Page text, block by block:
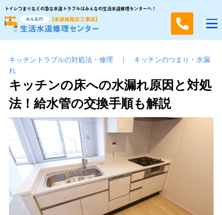
トイレつまりなどの急な水道トラブルはみんなの生活水道修理センターへ！
キッチントラブルの対処法・修理 ｜ キッチンのつまり・⽔漏
れ
キッチンの床への水漏れ原因と対処
法！給水管の交換手順も解説